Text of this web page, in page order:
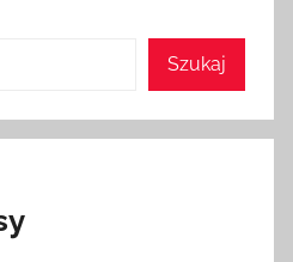
Szukaj